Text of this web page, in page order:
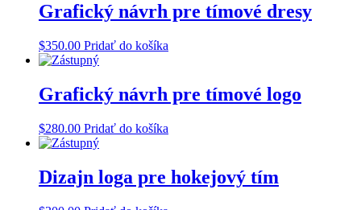
Grafický návrh pre tímové dresy
$350.00 Pridať do košíka
Grafický návrh pre tímové logo
$280.00 Pridať do košíka
Dizajn loga pre hokejový tím